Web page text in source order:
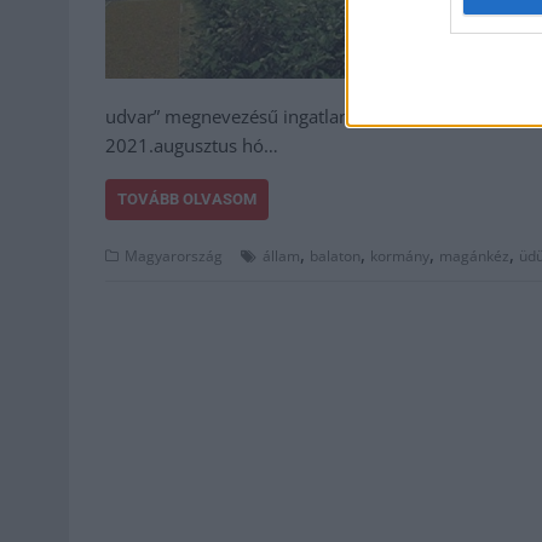
udvar” megnevezésű ingatlan 1/1 tulajdoni
2021.augusztus hó…
TOVÁBB OLVASOM
Magyarország állam, balaton, kormány, magánkéz,